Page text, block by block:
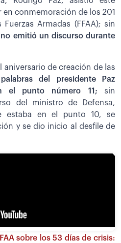
en conmemoración de los 201
Armadas (FFAA); sin
emitió un discurso durante
aniversario de creación de las
del presidente Paz
el punto número 11; sin
del ministro de Defensa,
estaba en el punto 10, se
y se dio inicio al desfile de
sobre los 53 días de crisis: